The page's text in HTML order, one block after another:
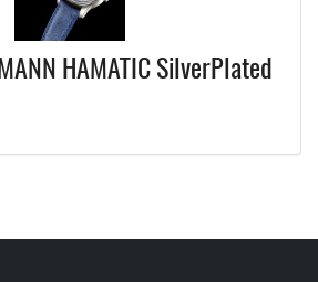
HAMATIC SilverPlated